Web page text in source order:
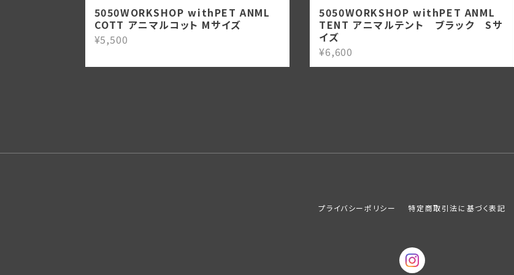
5050WORKSHOP withPET ANML
COTT アニマルコット Mサイズ
¥5,500
5050WORKSHOP withPET ANML
TENT アニマルテント ブラック Sサ
イズ
¥6,600
プライバシーポリシー 特定商取引法に基づく表記